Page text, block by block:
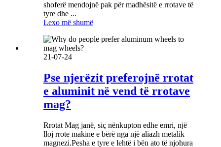
shoferë mendojnë pak për madhësitë e rrotave të
tyre dhe ...
Lexo më shumë
21-07-24
Pse njerëzit preferojnë rrotat
e aluminit në vend të rrotave
mag?
Rrotat Mag janë, siç nënkupton edhe emri, një
lloj rrote makine e bërë nga një aliazh metalik
magnezi.Pesha e tyre e lehtë i bën ato të njohura